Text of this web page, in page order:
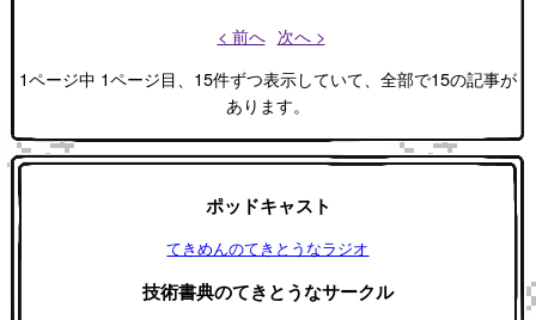
< 前へ 次へ >
1ページ中 1ページ目、15件ずつ表示していて、全部で15の記事が
あります。
ポッドキャスト
てきめんのてきとうなラジオ
技術書典のてきとうなサークル